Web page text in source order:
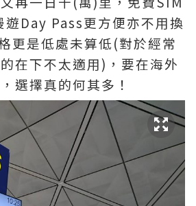
Day Pass更方便亦不用換
更是低處未算低(對於經常
在下不太適用)，要在海外
選擇真的何其多！